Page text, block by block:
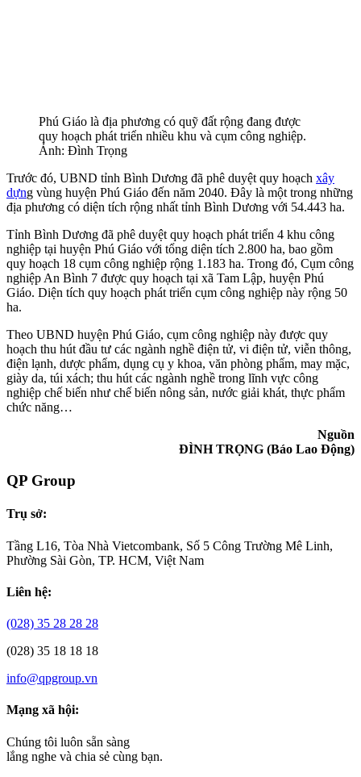
Phú Giáo là địa phương có quỹ đất rộng đang được
Ảnh: Đình Trọng
Trước đó, UBND tỉnh Bình Dương đã phê duyệt quy hoạch
dựn
địa phương có diện tích rộng nhất tỉnh Bình Dương với 54.443 ha.
Tỉnh Bình Dương đã phê duyệt quy hoạch phát triển 4 khu công
quy hoạch 18 cụm công nghiệp rộng 1.183 ha. Trong đó, Cụm công
Giáo. Diện tích quy hoạch phát triển cụm công nghiệp này rộng 50
hoạch thu hút đầu tư các ngành nghề điện tử, vi điện tử, viễn thông,
giày da, túi xách; thu hút các ngành nghề trong lĩnh vực công
chức năng…